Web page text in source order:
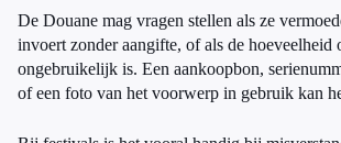
De Douane mag vragen stellen als ze
invoert zonder aangifte, of als de hoeveelheid
ongebruikelijk is. Een aankoopbon,
of een foto van het voorwerp in gebruik kan